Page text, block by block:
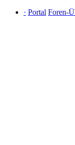
· Portal Foren-